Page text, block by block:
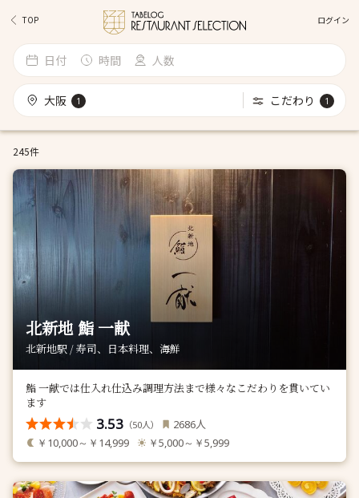
TOP ログイン
日付 時間 人数
大阪 1 こだわり 1
245件
北新地 鮨 一献
北新地駅 / 寿司、日本料理、海鮮
鮨 一献では仕入れ仕込み調理方法まで様々なこだわりを貫いてい
ます
3.53 （50人） 2686人
￥10,000～￥14,999 ￥5,000～￥5,999